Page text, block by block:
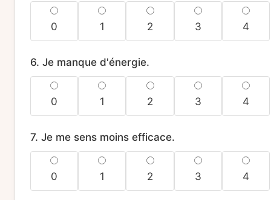
0 1 2 3 4
6. Je manque d'énergie.
0 1 2 3 4
7. Je me sens moins efficace.
0 1 2 3 4